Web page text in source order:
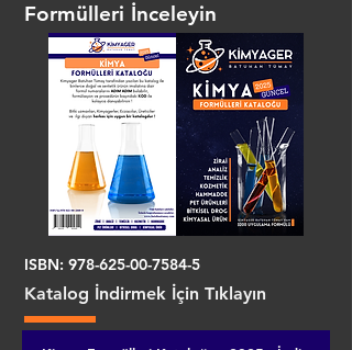
Formülleri İnceleyin
ISBN: 978-625-00-7584-5
Katalog İndirmek İçin Tıklayın